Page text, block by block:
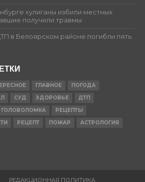
хулиганы избили местных
получили травмы
в Белоярском районе погибли пять
ГЛАВНОЕ
ПОГОДА
СУД ЗДОРОВЬЕ
ДТП
ГОЛОВОЛОМКА
РЕЦЕПТЫ
РЕЦЕПТ ПОЖАР
АСТРОЛОГИЯ
РЕДАКЦИОННАЯ ПОЛИТИКА